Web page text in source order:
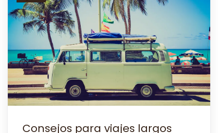
Consejos para viajes largos